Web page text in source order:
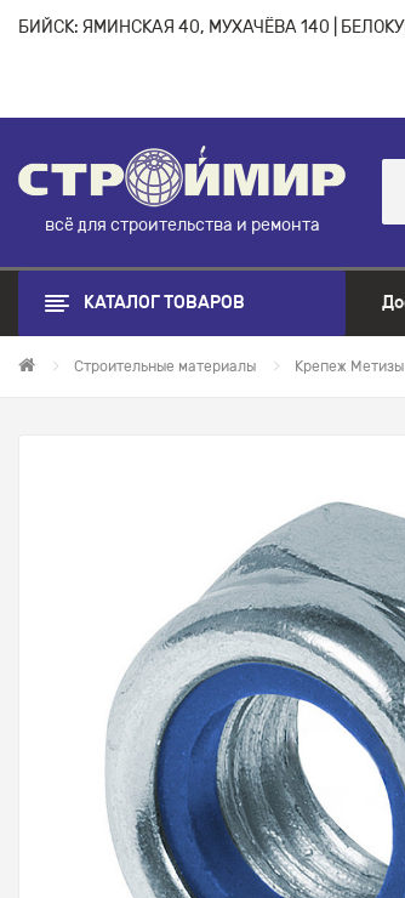
БИЙСК: ЯМИНСКАЯ 40, МУХАЧЁВА 140 |
всё для строительства и ремонта
КАТАЛОГ ТОВАРОВ
Строительные материалы Крепеж Метизы